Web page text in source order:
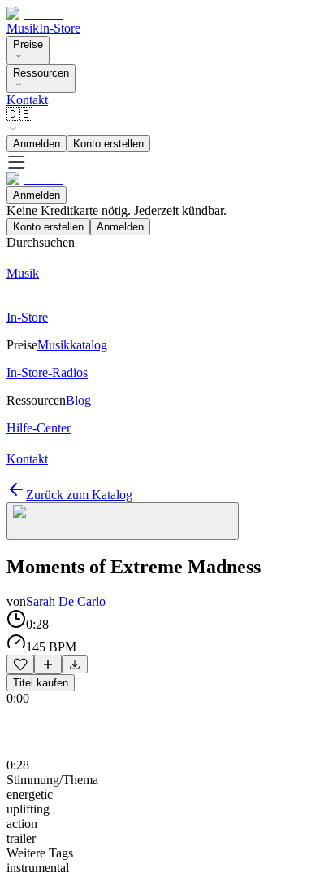
MusikIn-Store
Preise
Ressourcen
Kontakt
🇩🇪
Anmelden Konto erstellen
Anmelden
Keine Kreditkarte nötig. Jederzeit kündbar.
Konto erstellen Anmelden
Durchsuchen
Musik
In-Store
PreiseMusikkatalog
In-Store-Radios
RessourcenBlog
Hilfe-Center
Kontakt
Zurück zum Katalog
Moments of Extreme Madness
vonSarah De Carlo
0:28
145 BPM
Titel kaufen
0:00
0:28
Stimmung/Thema
energetic
uplifting
action
trailer
Weitere Tags
instrumental